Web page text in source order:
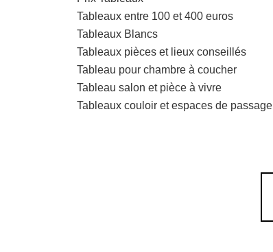
Tableaux entre 100 et 400 euros
Tableaux Blancs
Tableaux pièces et lieux conseillés
Tableau pour chambre à coucher
Tableau salon et pièce à vivre
Tableaux couloir et espaces de passage